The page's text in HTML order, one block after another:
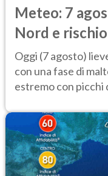
Meteo: 7
Nord e
caldo estremo
Oggi (7 agosto)
con una fase di
estremo con picchi